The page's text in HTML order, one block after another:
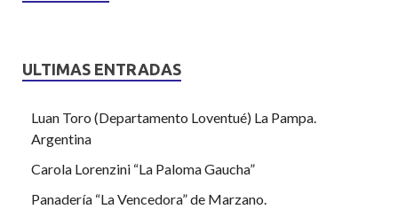
ULTIMAS ENTRADAS
Luan Toro (Departamento Loventué) La Pampa.
Argentina
Carola Lorenzini “La Paloma Gaucha”
Panadería “La Vencedora” de Marzano.